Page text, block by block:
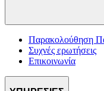
Παρακολούθηση
Συχνές ερωτήσεις
Επικοινωνία